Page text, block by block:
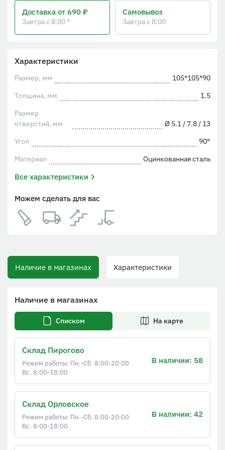
Характеристики
Размер, мм
105*105*90
Толщина, мм
1.5
Размер
отверстий, мм
Ø 5.1 / 7.8 / 13
Угол
90°
Материал
Оцинкованная сталь
Все характеристики
Можем сделать для вас
Доставка от 690 ₽
Завтра с 8:00 *
Самовывоз
Завтра с 8:00
Наличие в магазинах Характеристики
Наличие в магазинах
Списком На карте
Склад Пирогово
Режим работы: Пн.-Сб. 8:00-20:00
Вс. 8:00-18:00
В наличии: 58
Склад Орловское
Режим работы: Пн.-Сб. 8:00-20:00
Вс. 8:00-18:00
В наличии: 42